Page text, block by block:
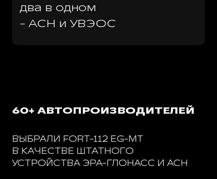
два в одном
- АСН и УВЭОС
60+ АВТОПРОИЗВОДИТЕЛЕЙ
ВЫБРАЛИ FORT-112 EG-MT
В КАЧЕСТВЕ ШТАТНОГО
УСТРОЙСТВА ЭРА-ГЛОНАСС И АСН